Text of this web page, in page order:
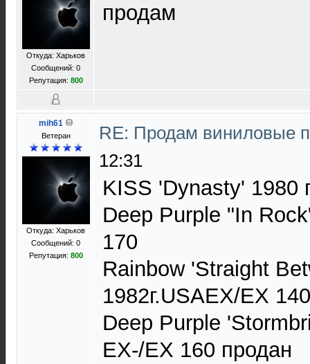
Откуда: Харьков
Сообщений: 0
Репутация: 800
продам
mih61
Ветеран
Откуда: Харьков
Сообщений: 0
Репутация: 800
RE: Продам виниловые
12:31
KISS 'Dynasty' 1980
Deep Purple "In
170
Rainbow 'Straight
1982г.USAEX/EX 140
Deep Purple
EX-/EX 160 продан